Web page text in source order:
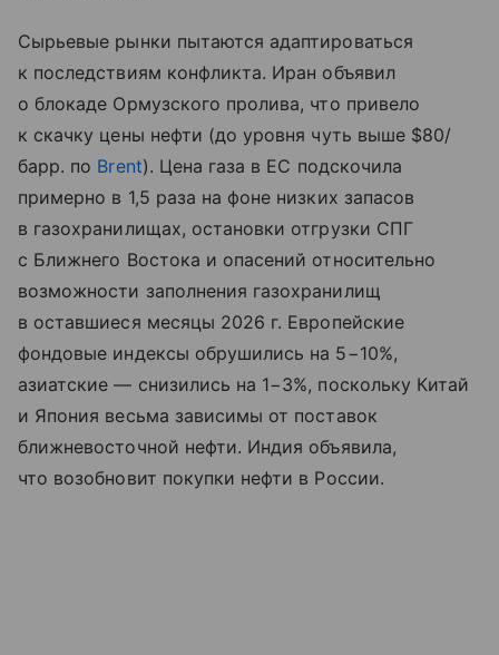
Сырьевые рынки пытаются адаптироваться
к последствиям конфликта. Иран объявил
о блокаде Ормузского пролива, что привело
к скачку цены нефти (до уровня чуть выше $80/
барр. по Brent). Цена газа в ЕС подскочила
примерно в 1,5 раза на фоне низких запасов
в газохранилищах, остановки отгрузки СПГ
с Ближнего Востока и опасений относительно
возможности заполнения газохранилищ
в оставшиеся месяцы 2026 г. Европейские
фондовые индексы обрушились на 5−10%,
азиатские — снизились на 1−3%, поскольку Китай
и Япония весьма зависимы от поставок
ближневосточной нефти. Индия объявила,
что возобновит покупки нефти в России.